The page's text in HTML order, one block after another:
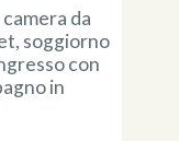
da
soggiorno
con
in